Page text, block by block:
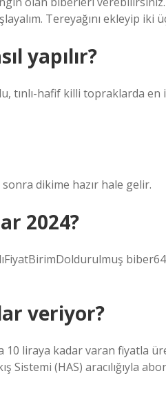
Tereyağını ekleyip iki
yapılır?
tınlı-hafif killi topraklarda
dikime hazır hale gelir.
2024?
veriyor?
10 liraya kadar varan fiyatla
Sistemi (HAS) aracılığıyla